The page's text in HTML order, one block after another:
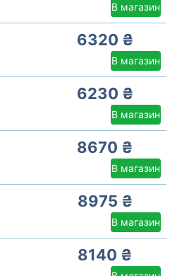
В магазин
6320 ₴
В магазин
6230 ₴
В магазин
8670 ₴
В магазин
8975 ₴
В магазин
8140 ₴